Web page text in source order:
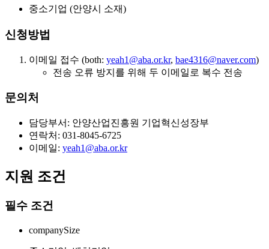
중소기업 (안양시 소재)
신청방법
이메일 접수 (both: yeah1@aba.or.kr, bae4316@naver.com)
전송 오류 방지를 위해 두 이메일로 복수 전송
문의처
담당부서: 안양산업진흥원 기업혁신성장부
연락처: 031-8045-6725
이메일: yeah1@aba.or.kr
지원 조건
필수 조건
companySize